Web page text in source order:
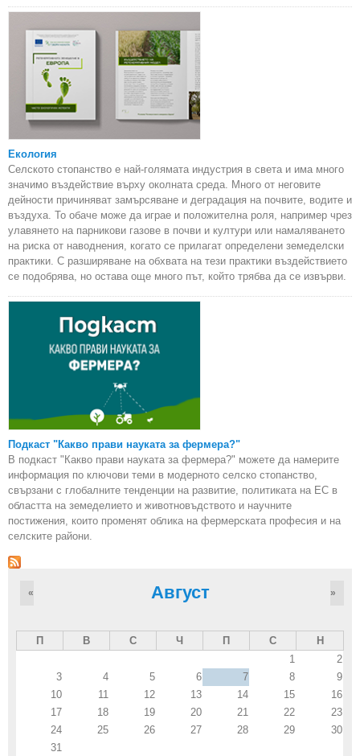
Екология
Селското стопанство е най-голямата индустрия в света и има много
значимо въздействие върху околната среда. Много от неговите
дейности причиняват замърсяване и деградация на почвите, водите и
въздуха. То обаче може да играе и положителна роля, например чрез
улавянето на парникови газове в почви и култури или намаляването
на риска от наводнения, когато се прилагат определени земеделски
практики. С разширяване на обхвата на тези практики въздействието
се подобрява, но остава още много път, който трябва да се извърви.
Подкаст "Какво прави науката за фермера?"
В подкаст "Какво прави науката за фермера?" можете да намерите
информация по ключови теми в модерното селско стопанство,
свързани с глобалните тенденции на развитие, политиката на ЕС в
областта на земеделието и животновъдството и научните
постижения, които променят облика на фермерската професия и на
селските райони.
Август
« »
П В С Ч П С
Н
1
2
3
4 5 6 7 8
9
10
11 12 13 14 15
16
17
18 19 20 21 22
23
24
25 26 27 28 29
30
31